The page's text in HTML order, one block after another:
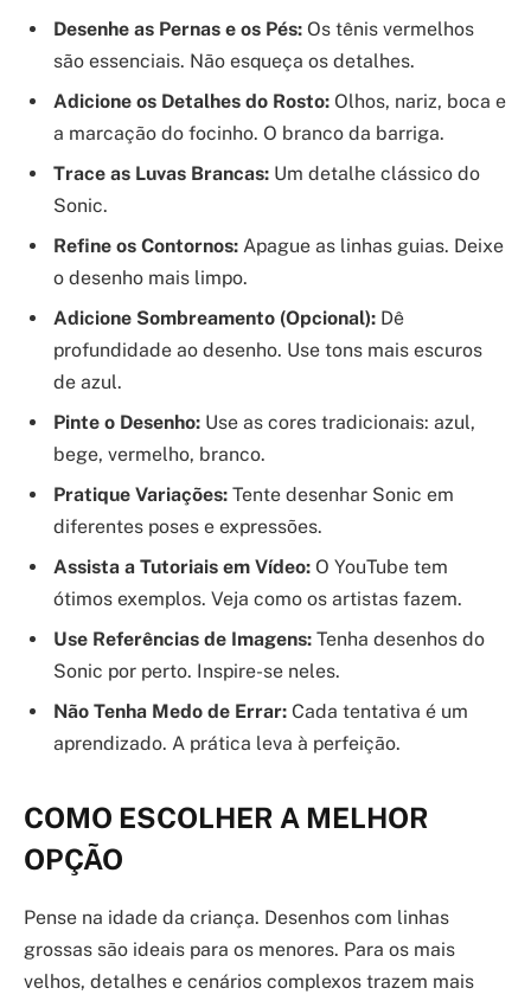
Desenhe as Pernas e os Pés: Os tênis vermelhos
são essenciais. Não esqueça os detalhes.
Adicione os Detalhes do Rosto: Olhos, nariz, boca e
a marcação do focinho. O branco da barriga.
Trace as Luvas Brancas: Um detalhe clássico do
Sonic.
Refine os Contornos: Apague as linhas guias. Deixe
o desenho mais limpo.
Adicione Sombreamento (Opcional): Dê
profundidade ao desenho. Use tons mais escuros
de azul.
Pinte o Desenho: Use as cores tradicionais: azul,
bege, vermelho, branco.
Pratique Variações: Tente desenhar Sonic em
diferentes poses e expressões.
Assista a Tutoriais em Vídeo: O YouTube tem
ótimos exemplos. Veja como os artistas fazem.
Use Referências de Imagens: Tenha desenhos do
Sonic por perto. Inspire-se neles.
Não Tenha Medo de Errar: Cada tentativa é um
aprendizado. A prática leva à perfeição.
COMO ESCOLHER A MELHOR
OPÇÃO
Pense na idade da criança. Desenhos com linhas
grossas são ideais para os menores. Para os mais
velhos, detalhes e cenários complexos trazem mais